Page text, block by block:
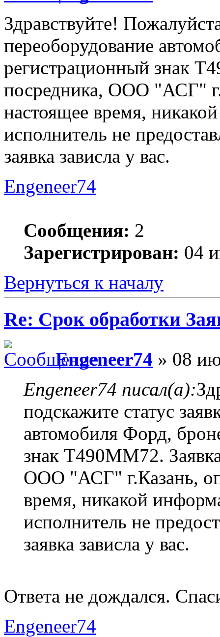
Здравствуйте!
переоборудование
регистрационный знак
посредника, ООО "АСГ"
настоящее время,
исполнитель не
заявка зависла у вас.
Engeneer74
Сообщения: 2
Зарегистрирован: 04
Вернуться к началу
Re: Срок обработки
Engeneer74 » 08
Engeneer74 писал(а):
подскажите статус
автомобиля Форд,
знак Т490ММ72.
ООО "АСГ" г.Казань,
время, никакой
исполнитель не
заявка зависла у вас.
Ответа не дождался.
Engeneer74